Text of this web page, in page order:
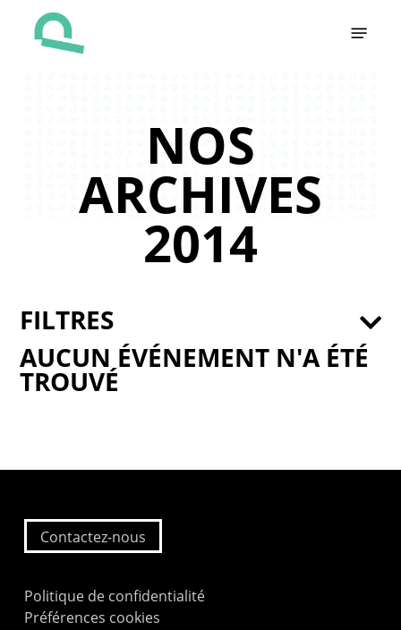
NOS
ARCHIVES
2014
AUCUN ÉVÉNEMENT N'A ÉTÉ
TROUVÉ
FILTRES
Contactez-nous
Politique de confidentialité
Préférences cookies